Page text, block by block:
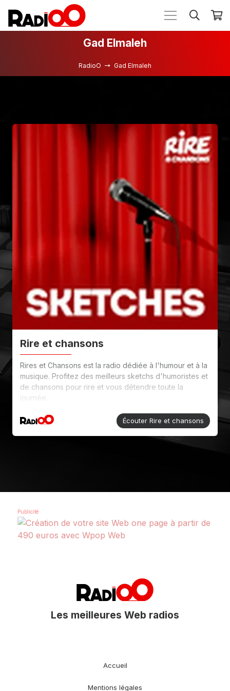
Gad Elmaleh
RadioO Gad Elmaleh
Rire et chansons
Rires et Chansons est la radio dédiée à l'humour et à la
musique. Profitez des meilleurs sketchs d'humoristes et
de chansons pour rire et vous détendre toute la
journée.
Écouter Rire et chansons
Les meilleures Web radios
Accueil
Mentions légales